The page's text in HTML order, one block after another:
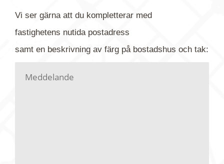
kontaktar dig så fort vi kan, givetvis utan
Vi ser gärna att du kompletterar med
fastighetens nutidapostadress
samt en beskrivning av färg på bostadshus och tak: